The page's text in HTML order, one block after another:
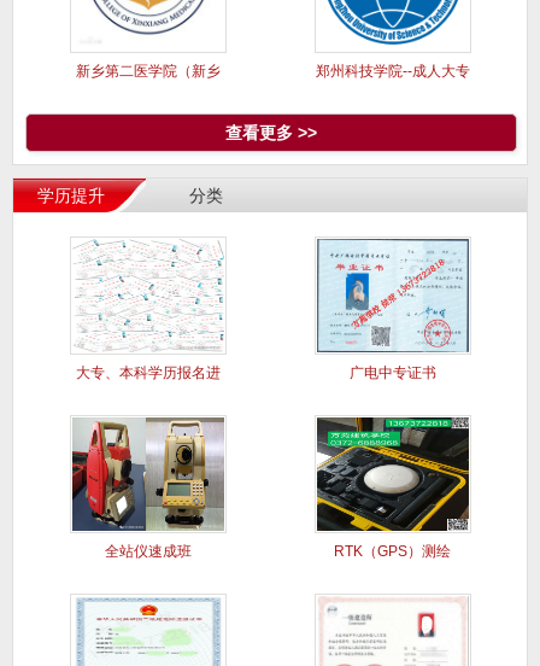
新乡第二医学院（新乡 郑州科技学院--成人大专
查看更多 >>
学历提升 分类
大专、本科学历报名进 广电中专证书
全站仪速成班 RTK（GPS）测绘